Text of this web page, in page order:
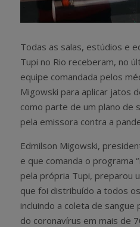
Todas as salas, estúdios e
Tupi no Rio receberam, no
equipe comandada pelos
Migowski para aplicar jatos
como parte de um plano de
pela emissora contra a
Edmilson Migowski,
e que comanda o programa
pela própria Tupi, preparou
que foi distribuído a todos
incluindo a coleta de
do coronavírus em mais de